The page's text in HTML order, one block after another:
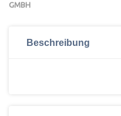
GMBH
Beschreibung